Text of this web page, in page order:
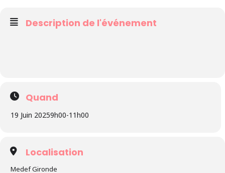
Description de l'événement
Quand
19 Juin 20259h00-11h00
Localisation
Medef Gironde